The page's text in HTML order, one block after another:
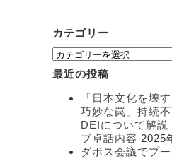
カテゴリー
カ
テ
ゴ
最近の投稿
「日本文化を壊
巧妙な罠」持続
DEIについて解
ブ卓話内容 2025
ダボス会議でプ